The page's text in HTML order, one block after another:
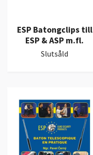
ESP Batongclips till
ESP & ASP m.fl.
Slutsåld